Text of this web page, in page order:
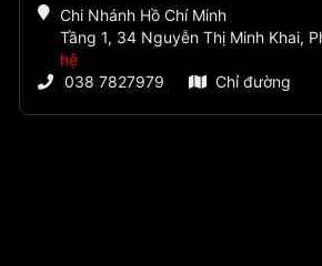
Chi Nhánh Hồ Chí Minh
Tầng 1, 34 Nguyễn Thị Minh Khai,
hệ
038 7827979
Chỉ đường